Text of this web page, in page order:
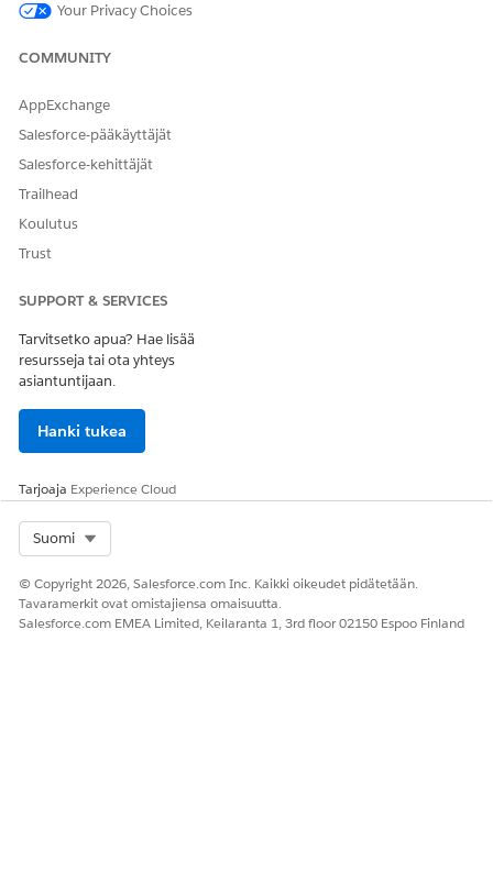
Your Privacy Choices
COMMUNITY
AppExchange
Salesforce-pääkäyttäjät
Salesforce-kehittäjät
Trailhead
Koulutus
Trust
SUPPORT & SERVICES
Tarvitsetko apua? Hae lisää
resursseja tai ota yhteys
asiantuntijaan.
Hanki tukea
Tarjoaja Experience Cloud
Suomi
© Copyright 2026, Salesforce.com Inc. Kaikki oikeudet pidätetään.
Tavaramerkit ovat omistajiensa omaisuutta.
Salesforce.com EMEA Limited, Keilaranta 1, 3rd floor 02150 Espoo Finland